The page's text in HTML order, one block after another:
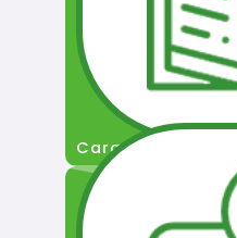
Cara Permohonan